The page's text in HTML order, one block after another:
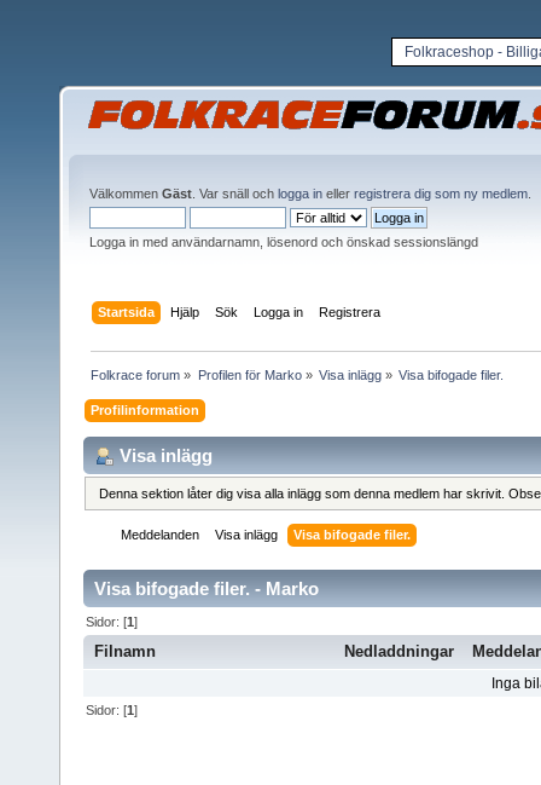
Folkraceshop -
Välkommen Gäst . Var snäll och logga in eller registrera dig som ny medlem
Logga in med användarnamn, lösenord och önskad sessionslängd
Startsida Hjälp Sök Logga in Registrera
Folkrace forum » Profilen för Marko» Visa inlägg» Visa bifogade filer.
Profilinformation
Visa inlägg
Denna sektion låter dig visa alla inlägg som denna medlem har skrivit.
Meddelanden Visa inlägg Visa bifogade filer.
Visa bifogade filer. - Marko
Sidor: [1]
Filnamn Nedladdningar
Inga
Sidor: [1]